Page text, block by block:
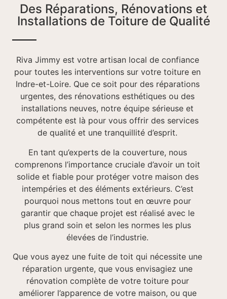
Des Réparations, Rénovations et
Installations de Toiture de Qualité
Riva Jimmy est votre artisan local de confiance
pour toutes les interventions sur votre toiture en
Indre-et-Loire. Que ce soit pour des réparations
urgentes, des rénovations esthétiques ou des
installations neuves, notre équipe sérieuse et
compétente est là pour vous offrir des services
de qualité et une tranquillité d’esprit.
En tant qu’experts de la couverture, nous
comprenons l’importance cruciale d’avoir un toit
solide et fiable pour protéger votre maison des
intempéries et des éléments extérieurs. C’est
pourquoi nous mettons tout en œuvre pour
garantir que chaque projet est réalisé avec le
plus grand soin et selon les normes les plus
élevées de l’industrie.
Que vous ayez une fuite de toit qui nécessite une
réparation urgente, que vous envisagiez une
rénovation complète de votre toiture pour
améliorer l’apparence de votre maison, ou que